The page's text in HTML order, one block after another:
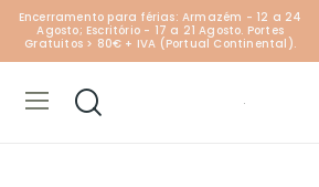
Encerramento para férias: Armazém - 12 a 24
Agosto; Escritório - 17 a 21 Agosto. Portes
Gratuitos > 80€ + IVA (Portual Continental).